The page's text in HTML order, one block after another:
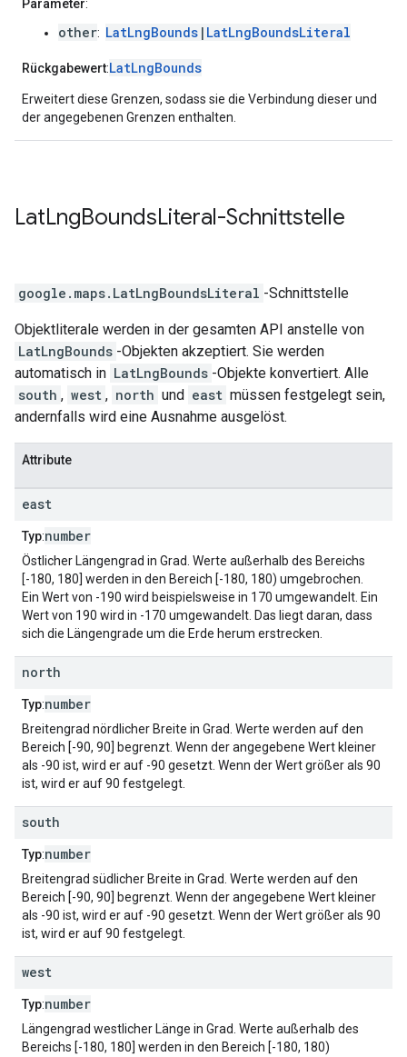
Parameter:
other: LatLngBounds | LatLngBoundsLiteral
Rückgabewert:LatLngBounds
Erweitert diese Grenzen, sodass sie die Verbindung dieser und
der angegebenen Grenzen enthalten.
LatLngBoundsLiteral-Schnittstelle
google.maps. LatLngBoundsLiteral -Schnittstelle
Objektliterale werden in der gesamten API anstelle von
LatLngBounds -Objekten akzeptiert. Sie werden
automatisch in LatLngBounds -Objekte konvertiert. Alle
south , west , north und east müssen festgelegt sein,
andernfalls wird eine Ausnahme ausgelöst.
Attribute
east
Typ:number
Östlicher Längengrad in Grad. Werte außerhalb des Bereichs
[-180, 180] werden in den Bereich [-180, 180) umgebrochen.
Ein Wert von -190 wird beispielsweise in 170 umgewandelt. Ein
Wert von 190 wird in -170 umgewandelt. Das liegt daran, dass
sich die Längengrade um die Erde herum erstrecken.
north
Typ:number
Breitengrad nördlicher Breite in Grad. Werte werden auf den
Bereich [-90, 90] begrenzt. Wenn der angegebene Wert kleiner
als -90 ist, wird er auf -90 gesetzt. Wenn der Wert größer als 90
ist, wird er auf 90 festgelegt.
south
Typ:number
Breitengrad südlicher Breite in Grad. Werte werden auf den
Bereich [-90, 90] begrenzt. Wenn der angegebene Wert kleiner
als -90 ist, wird er auf -90 gesetzt. Wenn der Wert größer als 90
ist, wird er auf 90 festgelegt.
west
Typ:number
Längengrad westlicher Länge in Grad. Werte außerhalb des
Bereichs [-180, 180] werden in den Bereich [-180, 180)